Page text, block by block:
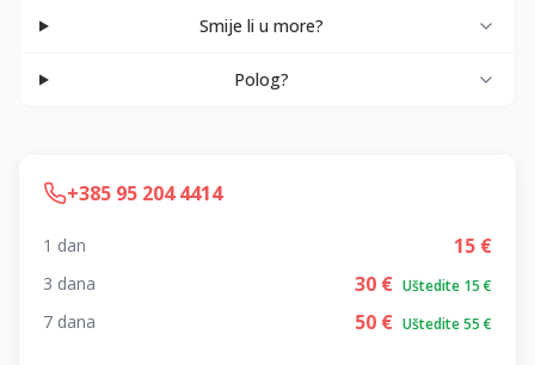
Smije li u more?
Polog?
+385 95 204 4414
1 dan 15 €
3 dana 30 € Uštedite 15 €
7 dana 50 € Uštedite 55 €